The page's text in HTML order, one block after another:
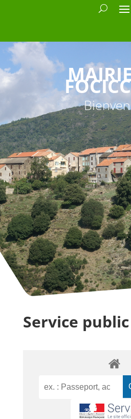
Service public